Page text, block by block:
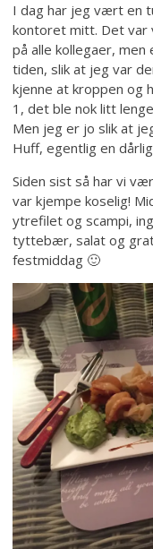
I dag har jeg vært en
kontoret mitt. Det var
på alle kollegaer, men
tiden, slik at jeg var
kjenne at kroppen og
1, det ble nok litt
Men jeg er jo slik at
Huff, egentlig en
Siden sist så har vi
var kjempe koselig!
ytrefilet og scampi,
tyttebær, salat og
festmiddag 🙂